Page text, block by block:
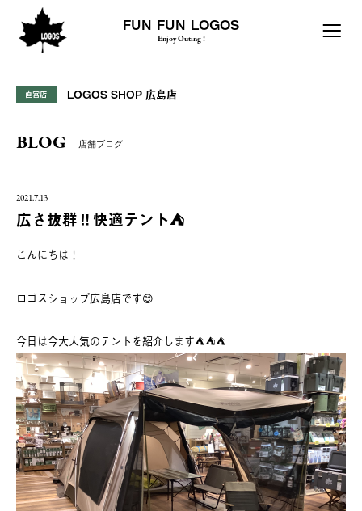
FUN FUN LOGOS
Enjoy Outing !
直営店 LOGOS SHOP 広島店
BLOG 店舗ブログ
2021.7.13
広さ抜群‼️快適テント⛺️
こんにちは！
ロゴスショップ広島店です😊
今日は今大人気のテントを紹介します⛺️⛺️⛺️